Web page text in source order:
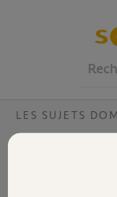
Volet
LES SUJETS
problème d
ma sirène